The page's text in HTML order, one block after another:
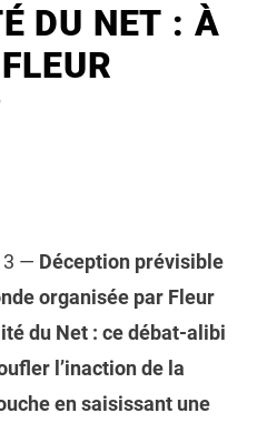
DU NET : À
— Déception prévisible
organisée par Fleur
du Net : ce débat-alibi
l’inaction de la
en saisissant une